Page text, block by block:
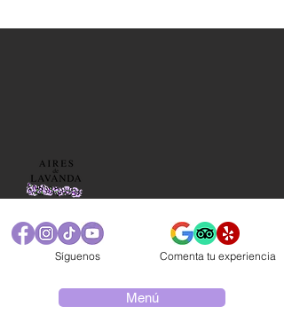
Síguenos Comenta tu experiencia
Menú